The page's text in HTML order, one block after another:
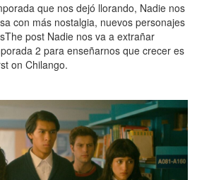
que nos dejó llorando, Nadie nos
con más nostalgia, nuevos personajes
post Nadie nos va a extrañar
2 para enseñarnos que crecer es
on Chilango.